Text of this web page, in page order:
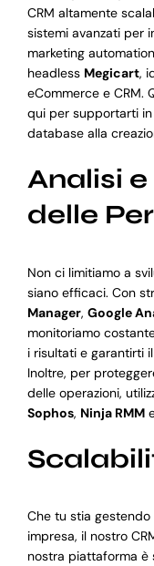
CRM altamente
sistemi avanzati per
marketing
headless Megicart,
eCommerce e CRM.
qui per supportarti
database alla
Analisi
delle
Non ci limitiamo a
siano efficaci. Con
Manager, Google
monitoriamo
i risultati e garantirti
Inoltre, per
delle operazioni,
Sophos, Ninja RMM
Che tu stia
impresa, il nostro
nostra piattaforma è